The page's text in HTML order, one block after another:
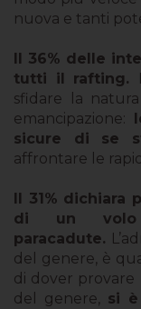
nuova e tanti
Il 36% delle
tutti il rafting.
sfidare la
emancipazione:
sicure di se
affrontare le
Il 31% dichiara
di un volo
paracadute.
del genere, è
di dover provare
del genere, si